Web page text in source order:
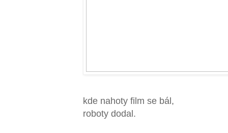
kde nahoty film se bál,
roboty dodal.